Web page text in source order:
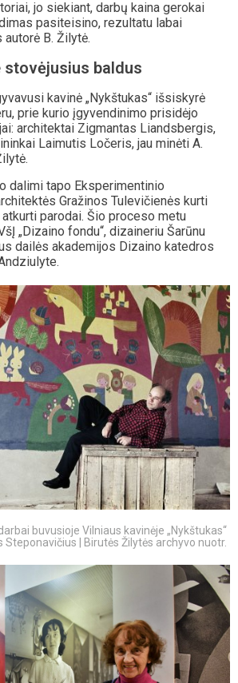
jo siekiant, darbų kaina gerokai
pasiteisino, rezultatu labai
B. Žilytė.
stovėjusius baldus
kavinė „Nykštukas“ išsiskyrė
prie kurio įgyvendinimo prisidėjo
architektai Zigmantas Liandsbergis,
Laimutis Ločeris, jau minėti A.
dalimi tapo Eksperimentinio
Gražinos Tulevičienės kurti
parodai. Šio proceso metu
„Dizaino fondu“, dizaineriu Šarūnu
dailės akademijos Dizaino katedros
buvusioje Vilniaus kavinėje „Nykštukas“
Steponavičius | Birutės Žilytės archyvo nuotr.